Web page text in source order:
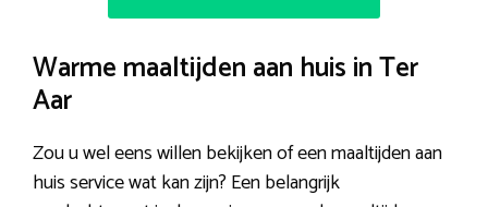
Warme maaltijden aan huis in Ter
Aar
Zou u wel eens willen bekijken of een maaltijden aan
huis service wat kan zijn? Een belangrijk